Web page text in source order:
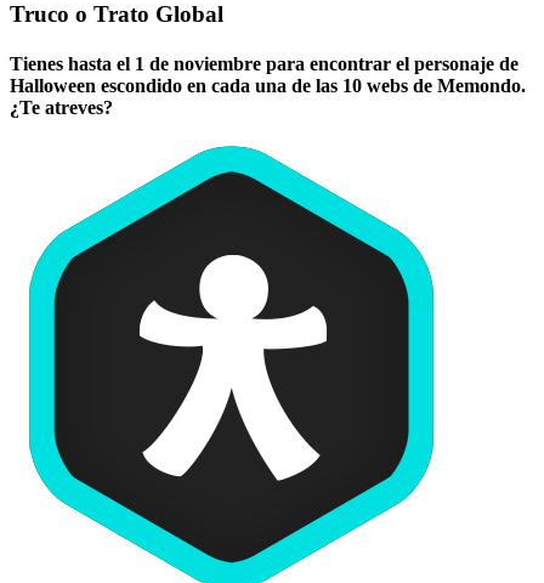
Truco o Trato Global
Tienes hasta el 1 de noviembre para encontrar el personaje de
Halloween escondido en cada una de las 10 webs de Memondo.
¿Te atreves?